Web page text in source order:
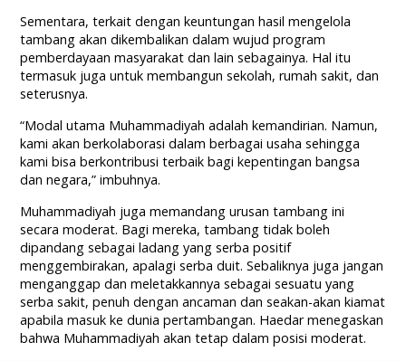
Sementara, terkait dengan keuntungan hasil mengelola
tambang akan dikembalikan dalam wujud program
pemberdayaan masyarakat dan lain sebagainya. Hal itu
termasuk juga untuk membangun sekolah, rumah sakit, dan
seterusnya.
“Modal utama Muhammadiyah adalah kemandirian. Namun,
kami akan berkolaborasi dalam berbagai usaha sehingga
kami bisa berkontribusi terbaik bagi kepentingan bangsa
dan negara,” imbuhnya.
Muhammadiyah juga memandang urusan tambang ini
secara moderat. Bagi mereka, tambang tidak boleh
dipandang sebagai ladang yang serba positif
menggembirakan, apalagi serba duit. Sebaliknya juga jangan
menganggap dan meletakkannya sebagai sesuatu yang
serba sakit, penuh dengan ancaman dan seakan-akan kiamat
apabila masuk ke dunia pertambangan. Haedar menegaskan
bahwa Muhammadiyah akan tetap dalam posisi moderat.